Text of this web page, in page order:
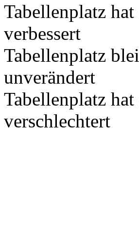
Tabellenplatz
verbessert
Tabellenplatz
unverändert
Tabellenplatz
verschlechtert